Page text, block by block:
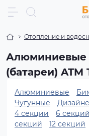
Отопление и
Алюминиевые
(батареи) ATM
Алюминиевые
Чугунные
4 секции
6 секций
секций
12 секций